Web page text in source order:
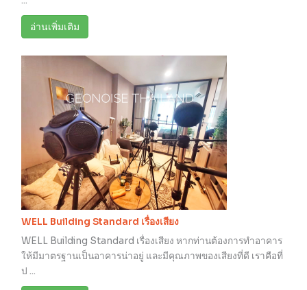
อ่านเพิ่มเติม
WELL Building Standard เรื่องเสียง
WELL Building Standard เรื่องเสียง หากท่านต้องการทำอาคาร
ให้มีมาตรฐานเป็นอาคารน่าอยู่ และมีคุณภาพของเสียงที่ดี เราคือที่
ป ...